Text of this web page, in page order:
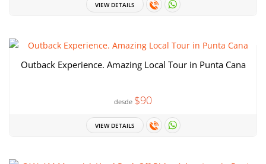
VIEW DETAILS
Outback Experience. Amazing Local Tour in Punta Cana
desde $90
VIEW DETAILS